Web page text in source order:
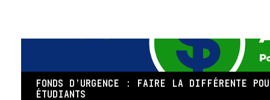
FONDS D’URGENCE : FAIRE LA DIFFÉRENTE
ÉTUDIANTS